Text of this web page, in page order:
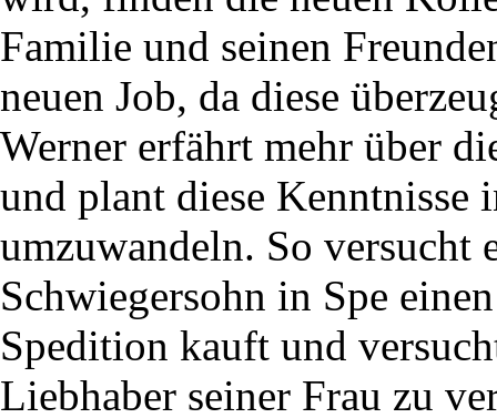
Familie und seinen
neuen Job, da diese
Werner erfährt mehr über
und plant diese Kenntnisse
umzuwandeln. So versucht
Schwiegersohn in Spe
Spedition kauft und
Liebhaber seiner Frau zu